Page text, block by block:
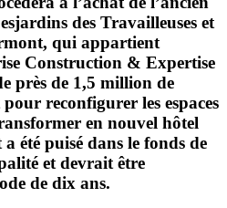
des Travailleuses et
qui appartient
Construction & Expertise
près de 1,5 million de
reconfigurer les espaces
en nouvel hôtel
été puisé dans le fonds de
et devrait être
de dix ans.